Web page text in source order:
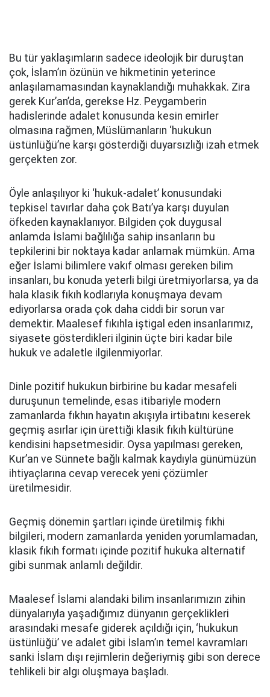
Bu tür yaklaşımların sadece ideolojik bir duruştan
çok, İslam’ın özünün ve hikmetinin yeterince
anlaşılamamasından kaynaklandığı muhakkak. Zira
gerek Kur’an’da, gerekse Hz. Peygamberin
hadislerinde adalet konusunda kesin emirler
olmasına rağmen, Müslümanların ‘hukukun
üstünlüğü’ne karşı gösterdiği duyarsızlığı izah etmek
gerçekten zor.
Öyle anlaşılıyor ki ‘hukuk-adalet’ konusundaki
tepkisel tavırlar daha çok Batı’ya karşı duyulan
öfkeden kaynaklanıyor. Bilgiden çok duygusal
anlamda İslami bağlılığa sahip insanların bu
tepkilerini bir noktaya kadar anlamak mümkün. Ama
eğer İslami bilimlere vakıf olması gereken bilim
insanları, bu konuda yeterli bilgi üretmiyorlarsa, ya da
hala klasik fıkıh kodlarıyla konuşmaya devam
ediyorlarsa orada çok daha ciddi bir sorun var
demektir. Maalesef fıkıhla iştigal eden insanlarımız,
siyasete gösterdikleri ilginin üçte biri kadar bile
hukuk ve adaletle ilgilenmiyorlar.
Dinle pozitif hukukun birbirine bu kadar mesafeli
duruşunun temelinde, esas itibariyle modern
zamanlarda fıkhın hayatın akışıyla irtibatını keserek
geçmiş asırlar için ürettiği klasik fıkıh kültürüne
kendisini hapsetmesidir. Oysa yapılması gereken,
Kur’an ve Sünnete bağlı kalmak kaydıyla günümüzün
ihtiyaçlarına cevap verecek yeni çözümler
üretilmesidir.
Geçmiş dönemin şartları içinde üretilmiş fıkhi
bilgileri, modern zamanlarda yeniden yorumlamadan,
klasik fıkıh formatı içinde pozitif hukuka alternatif
gibi sunmak anlamlı değildir.
Maalesef İslami alandaki bilim insanlarımızın zihin
dünyalarıyla yaşadığımız dünyanın gerçeklikleri
arasındaki mesafe giderek açıldığı için, ‘hukukun
üstünlüğü’ ve adalet gibi İslam’ın temel kavramları
sanki İslam dışı rejimlerin değeriymiş gibi son derece
tehlikeli bir algı oluşmaya başladı.